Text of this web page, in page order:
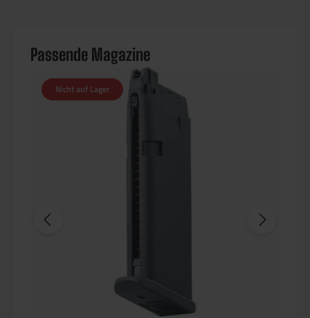
Passende Magazine
Nicht auf Lager